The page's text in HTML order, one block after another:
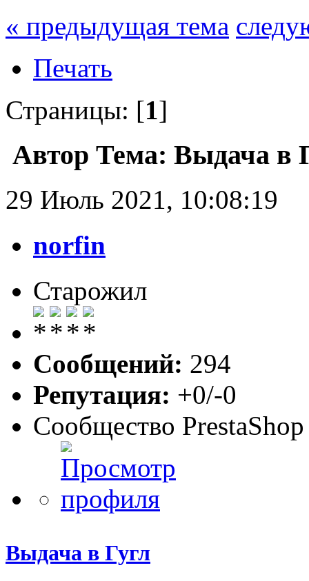
« предыдущая тема
Печать
Страницы: [1]
Автор Тема: Выдача в
29 Июль 2021, 10:08:19
norfin
Старожил
Сообщений: 294
Репутация: +0/-0
Сообщество PrestaShop
Выдача в Гугл